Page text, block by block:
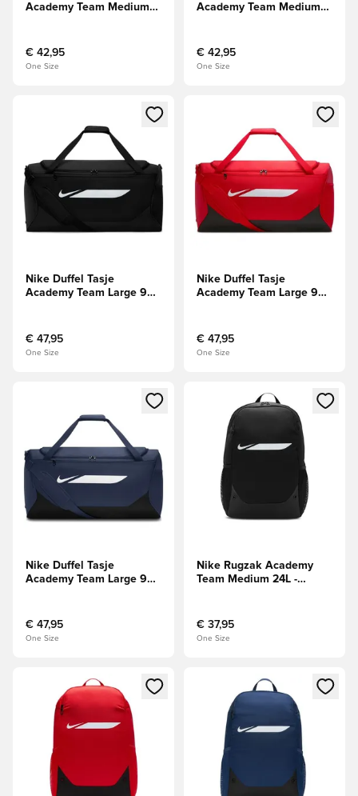
Academy Team Medium
€ 42,95
One Size
Academy Team Medium
€ 42,95
One Size
Opent een venster om in te loggen of je aan te melden als
Nike Duffel Tasje
Academy Team Large 95L
€ 47,95
One Size
Opent een venster om in te
Nike Duffel Tasje
Academy Team Large 95L
€ 47,95
One Size
Opent een venster om in te loggen of je aan te melden als
Nike Duffel Tasje
Academy Team Large 95L
€ 47,95
One Size
Opent een venster om in te
Nike Rugzak Academy
Team Medium 24L -
€ 37,95
One Size
Opent een venster om in te loggen of je aan te melden als
Opent een venster om in te